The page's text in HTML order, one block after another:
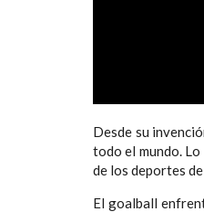
Desde su
todo el mundo.
de los deportes
El goalball